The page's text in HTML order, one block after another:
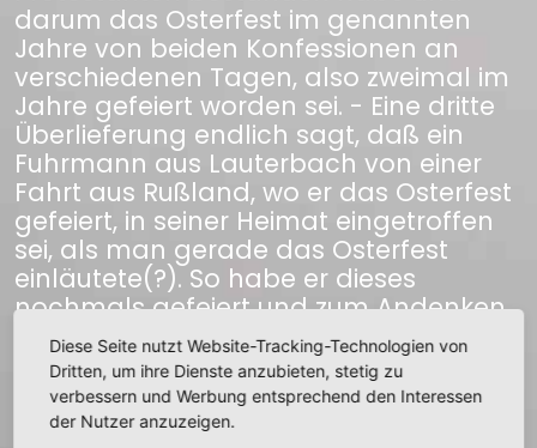
darum das Osterfest im genannten
Jahre von beiden Konfessionen an
verschiedenen Tagen, also zweimal im
Jahre gefeiert worden sei. - Eine dritte
Überlieferung endlich sagt, daß ein
Fuhrmann aus Lauterbach von einer
Fahrt aus Rußland, wo er das Osterfest
gefeiert, in seiner Heimat eingetroffen
sei, als man gerade das Osterfest
einläutete(?). So habe er dieses
nochmals gefeiert und zum Andenken
daran die Steinsäule auf seinem
Grundstück errichten lassen.
Quelle:
Diese Seite nutzt Website-Tracking-Technologien von
Dritten, um ihre Dienste anzubieten, stetig zu
verbessern und Werbung entsprechend den Interessen
der Nutzer anzuzeigen.